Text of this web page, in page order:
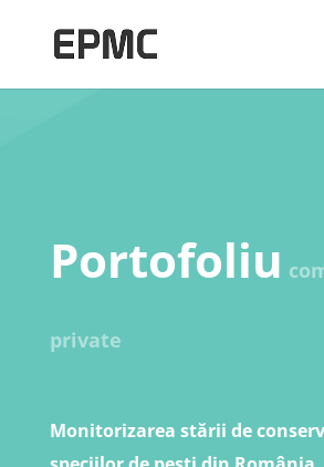
Portofoliu
private
Monitorizarea stării de